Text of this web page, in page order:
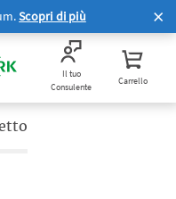
Scopri di più
Il tuo
Consulente
Carrello